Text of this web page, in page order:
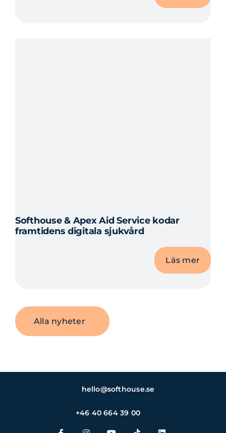
Softhouse & Apex Aid Service kodar
framtidens digitala sjukvård
Läs mer
Alla nyheter
hello@softhouse.se
+46 40 664 39 00